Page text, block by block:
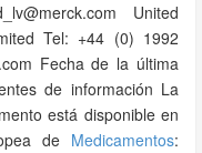
United
Tel: +44 (0) 1992
Fecha de la última
de información La
está disponible en
de Medicamentos: